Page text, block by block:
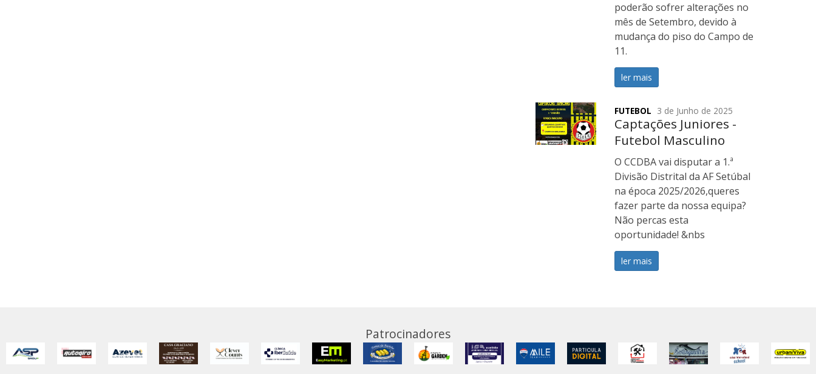
poderão sofrer alterações no
mês de Setembro, devido à
mudança do piso do Campo de
11.
ler mais
FUTEBOL 3 de Junho de 2025
Captações Juniores -
Futebol Masculino
O CCDBA vai disputar a 1.ª
Divisão Distrital da AF Setúbal
na época 2025/2026,queres
fazer parte da nossa equipa?
Não percas esta
oportunidade! &nbs
ler mais
Patrocinadores